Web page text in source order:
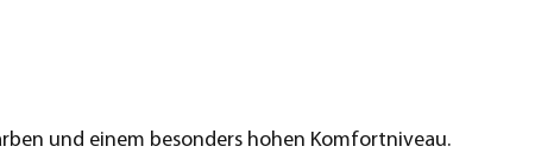
und einem besonders hohen Komfortniveau.